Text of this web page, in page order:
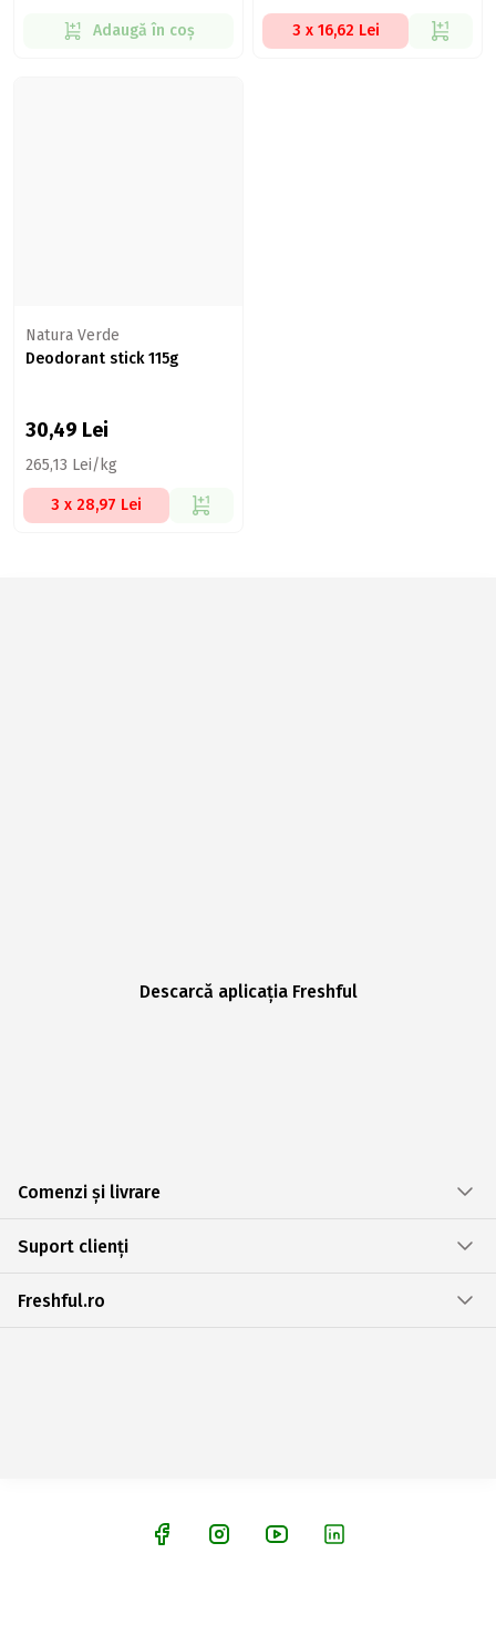
Adaugă în coș 3 x 16,62 Lei
Natura Verde
Deodorant stick 115g
30,49 Lei
265,13 Lei/kg
3 x 28,97 Lei
Descarcă aplicația Freshful
Comenzi și livrare
Suport clienți
Freshful.ro